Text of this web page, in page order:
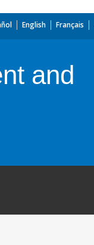
English Français
and